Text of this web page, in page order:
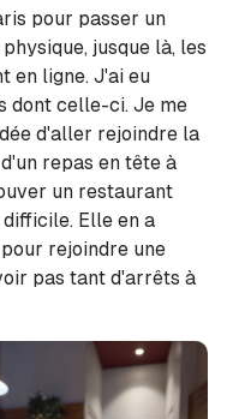
pour passer un
jusque là, les
en ligne. J'ai eu
dont celle-ci. Je me
d'aller rejoindre la
repas en tête à
un restaurant
Elle en a
rejoindre une
pas tant d'arrêts à